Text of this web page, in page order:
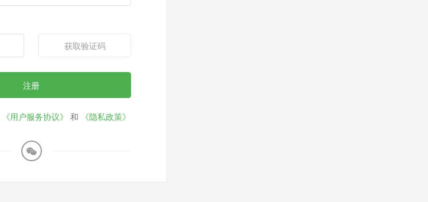
获取验证码
注册
《用户服务协议》 和 《隐私政策》